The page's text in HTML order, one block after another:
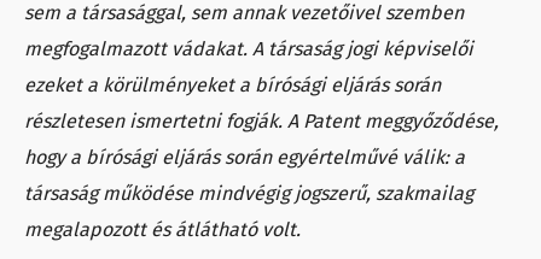
sem a társasággal, sem annak vezetőivel szemben
megfogalmazott vádakat. A társaság jogi képviselői
ezeket a körülményeket a bírósági eljárás során
részletesen ismertetni fogják. A Patent meggyőződése,
hogy a bírósági eljárás során egyértelművé válik: a
társaság működése mindvégig jogszerű, szakmailag
megalapozott és átlátható volt.